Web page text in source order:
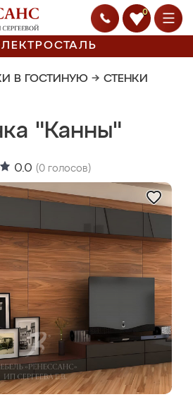
0
В ГОСТИНУЮ → СТЕНКИ
"Канны"
0.0 (0 голосов)